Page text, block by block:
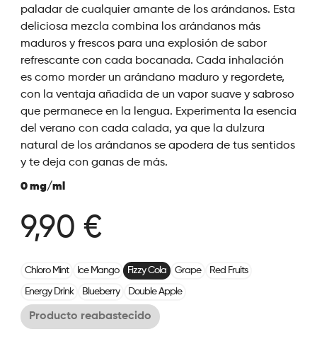
paladar de cualquier amante de los arándanos. Esta
deliciosa mezcla combina los arándanos más
maduros y frescos para una explosión de sabor
refrescante con cada bocanada. Cada inhalación
es como morder un arándano maduro y regordete,
con la ventaja añadida de un vapor suave y sabroso
que permanece en la lengua. Experimenta la esencia
del verano con cada calada, ya que la dulzura
natural de los arándanos se apodera de tus sentidos
y te deja con ganas de más.
0 mg/ml
9,90 €
Chloro Mint Ice Mango Fizzy Cola Grape Red Fruits
Energy Drink Blueberry Double Apple
Producto reabastecido